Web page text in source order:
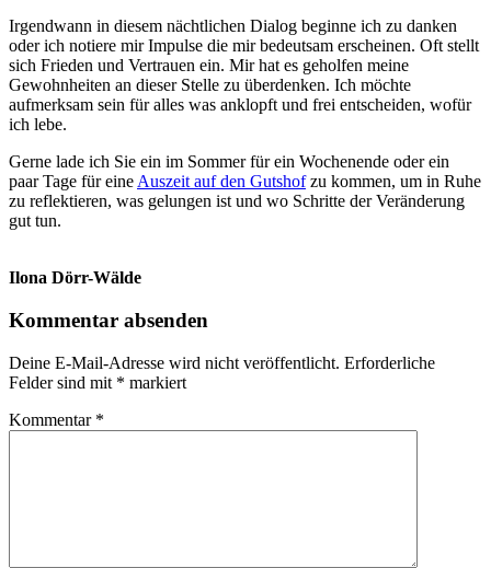
Irgendwann in diesem nächtlichen Dialog beginne ich zu danken
oder ich notiere mir Impulse die mir bedeutsam erscheinen. Oft stellt
sich Frieden und Vertrauen ein. Mir hat es geholfen meine
Gewohnheiten an dieser Stelle zu überdenken. Ich möchte
aufmerksam sein für alles was anklopft und frei entscheiden, wofür
ich lebe.
Gerne lade ich Sie ein im Sommer für ein Wochenende oder ein
paar Tage für eine Auszeit auf den Gutshofzu kommen, um in Ruhe
zu reflektieren, was gelungen ist und wo Schritte der Veränderung
gut tun.
Ilona Dörr-Wälde
Kommentar absenden
Deine E-Mail-Adresse wird nicht veröffentlicht. Erforderliche
Felder sind mit * markiert
Kommentar *